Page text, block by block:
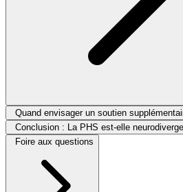
Quand envisager un soutien
Conclusion : La PHS est-elle
Foire aux questions